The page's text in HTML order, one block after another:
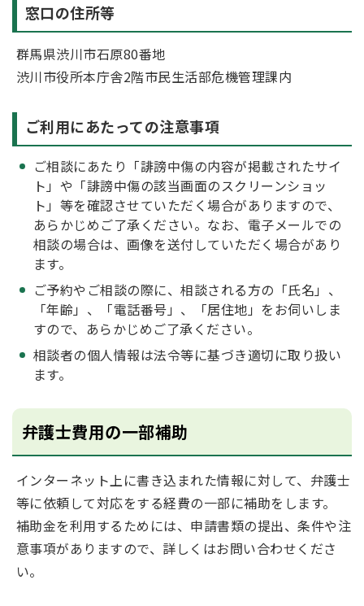
窓口の住所等
群馬県渋川市石原80番地
渋川市役所本庁舎2階市民生活部危機管理課内
ご利用にあたっての注意事項
ご相談にあたり「誹謗中傷の内容が掲載されたサイ
ト」や「誹謗中傷の該当画面のスクリーンショッ
ト」等を確認させていただく場合がありますので、
あらかじめご了承ください。なお、電子メールでの
相談の場合は、画像を送付していただく場合があり
ます。
ご予約やご相談の際に、相談される方の「氏名」、
「年齢」、「電話番号」、「居住地」をお伺いしま
すので、あらかじめご了承ください。
相談者の個人情報は法令等に基づき適切に取り扱い
ます。
弁護士費用の一部補助
インターネット上に書き込まれた情報に対して、弁護士
等に依頼して対応をする経費の一部に補助をします。
補助金を利用するためには、申請書類の提出、条件や注
意事項がありますので、詳しくはお問い合わせくださ
い。